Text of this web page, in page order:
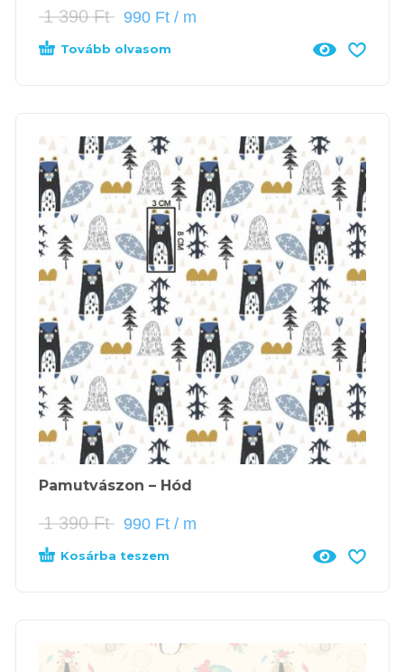
1 390Ft 990 Ft / m
Tovább olvasom
Pamutvászon – Hód
1 390Ft 990 Ft / m
Kosárba teszem